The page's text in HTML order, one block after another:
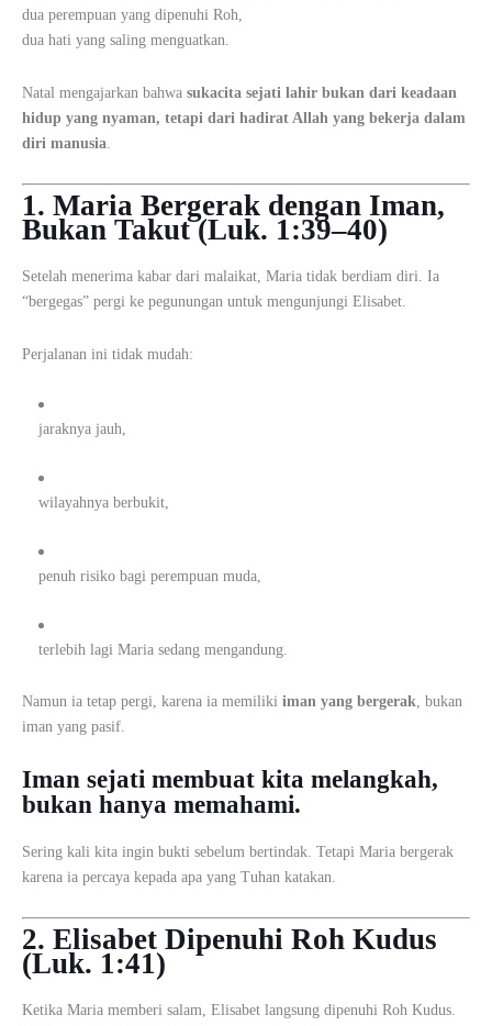
dua perempuan yang dipenuhi Roh,
dua hati yang saling menguatkan.
Natal mengajarkan bahwa sukacita sejati lahir bukan dari keadaan
hidup yang nyaman, tetapi dari hadirat Allah yang bekerja dalam
diri manusia.
1. Maria Bergerak dengan Iman,
Bukan Takut (Luk. 1:39–40)
Setelah menerima kabar dari malaikat, Maria tidak berdiam diri. Ia
“bergegas” pergi ke pegunungan untuk mengunjungi Elisabet.
Perjalanan ini tidak mudah:
jaraknya jauh,
wilayahnya berbukit,
penuh risiko bagi perempuan muda,
terlebih lagi Maria sedang mengandung.
Namun ia tetap pergi, karena ia memiliki iman yang bergerak, bukan
iman yang pasif.
Iman sejati membuat kita melangkah,
bukan hanya memahami.
Sering kali kita ingin bukti sebelum bertindak. Tetapi Maria bergerak
karena ia percaya kepada apa yang Tuhan katakan.
2. Elisabet Dipenuhi Roh Kudus
(Luk. 1:41)
Ketika Maria memberi salam, Elisabet langsung dipenuhi Roh Kudus.